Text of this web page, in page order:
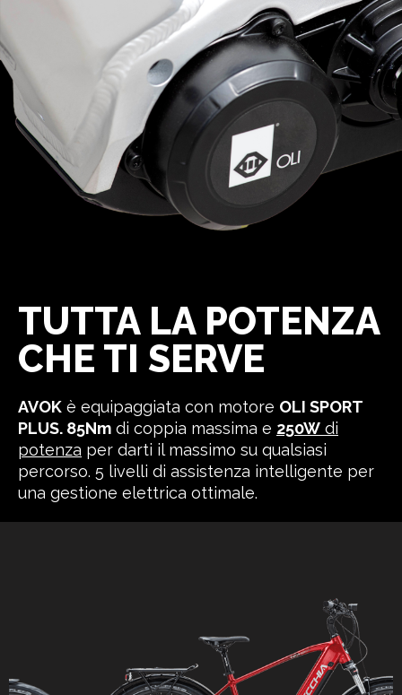
TUTTA LA POTENZA
CHE TI SERVE
AVOK è equipaggiata con motore OLI SPORT
PLUS. 85Nm di coppia massima e 250W di
potenza per darti il massimo su qualsiasi
percorso. 5 livelli di assistenza intelligente per
una gestione elettrica ottimale.